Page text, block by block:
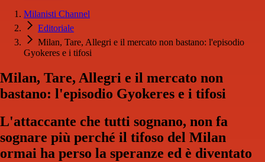
Milanisti Channel
Editoriale
Milan, Tare, Allegri e il mercato non bastano: l'episodio
Gyokeres e i tifosi
Milan, Tare, Allegri e il mercato non
bastano: l'episodio Gyokeres e i tifosi
L'attaccante che tutti sognano, non fa
sognare più perché il tifoso del Milan
ormai ha perso la speranze ed è diventato